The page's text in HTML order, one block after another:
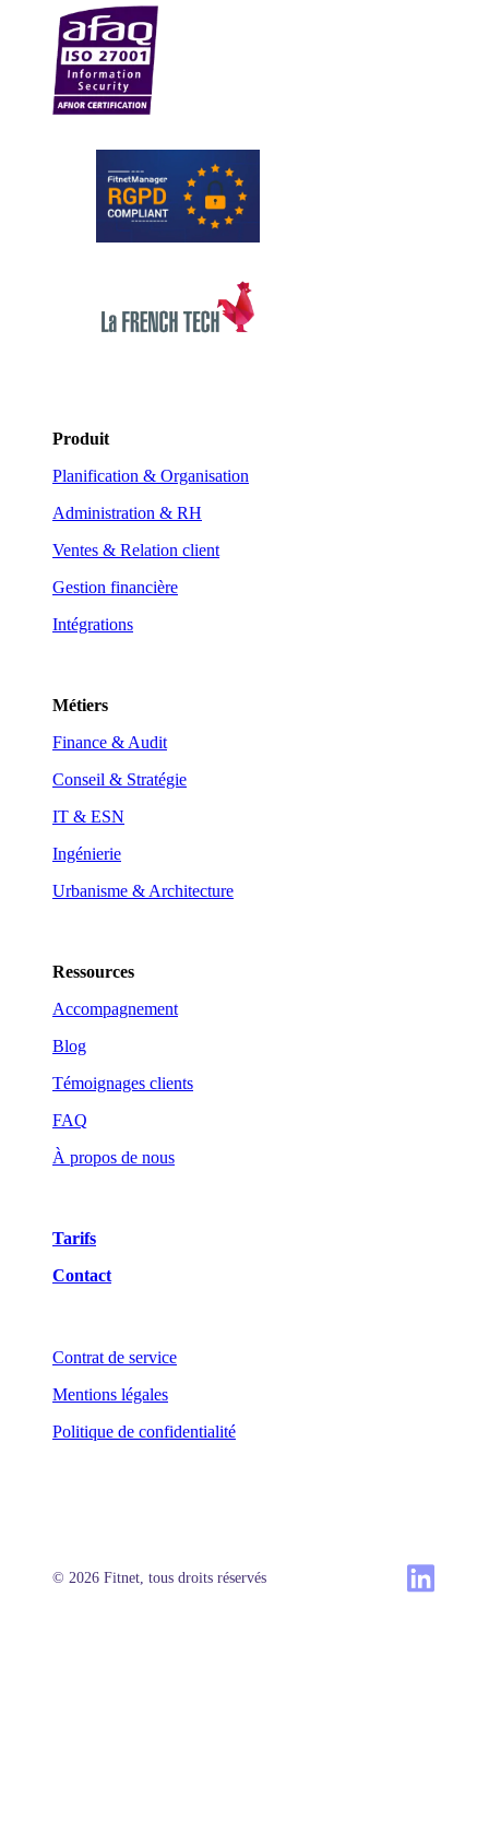
Produit
Planification & Organisation
Administration & RH
Ventes & Relation client
Gestion financière
Intégrations
Métiers
Finance & Audit
Conseil & Stratégie
IT & ESN
Ingénierie
Urbanisme & Architecture
Ressources
Accompagnement
Blog
Témoignages clients
FAQ
À propos de nous
Tarifs
Contact
Contrat de service
Mentions légales
Politique de confidentialité
© 2026 Fitnet, tous droits réservés